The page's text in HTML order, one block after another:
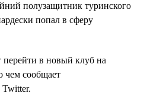
полузащитник туринского
попал в сферу
в новый клуб на
чем сообщает